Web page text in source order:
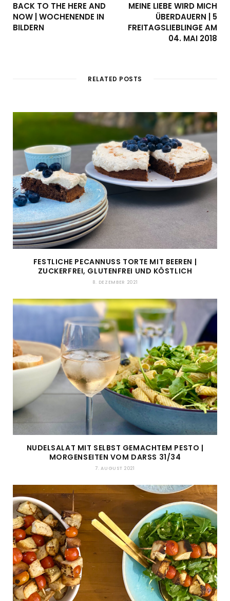
BACK TO THE HERE AND
NOW | WOCHENENDE IN
BILDERN
MEINE LIEBE WIRD MICH
ÜBERDAUERN | 5
FREITAGSLIEBLINGE AM
04. MAI 2018
RELATED POSTS
FESTLICHE PECANNUSS TORTE MIT BEEREN |
ZUCKERFREI, GLUTENFREI UND KÖSTLICH
8. DEZEMBER 2021
NUDELSALAT MIT SELBST GEMACHTEM PESTO |
MORGENSEITEN VOM DARSS 31/34
7. AUGUST 2021